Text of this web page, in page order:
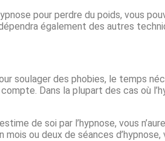
pour perdre du poids, vous
également des autres
soulager des phobies, le temps
Dans la plupart des cas où
de soi par l’hypnose, vous
mois ou deux de séances